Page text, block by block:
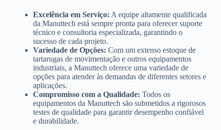
Excelência em Serviço: A equipe altamente qualificada
da Manuttech está sempre pronta para oferecer suporte
técnico e consultoria especializada, garantindo o
sucesso de cada projeto.
Variedade de Opções: Com um extenso estoque de
tartarugas de movimentação e outros equipamentos
industriais, a Manuttech oferece uma variedade de
opções para atender às demandas de diferentes setores e
aplicações.
Compromisso com a Qualidade: Todos os
equipamentos da Manuttech são submetidos a rigorosos
testes de qualidade para garantir desempenho confiável
e durabilidade.